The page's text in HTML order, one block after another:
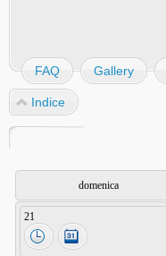
FAQ Gallery
Indice
domenica
21